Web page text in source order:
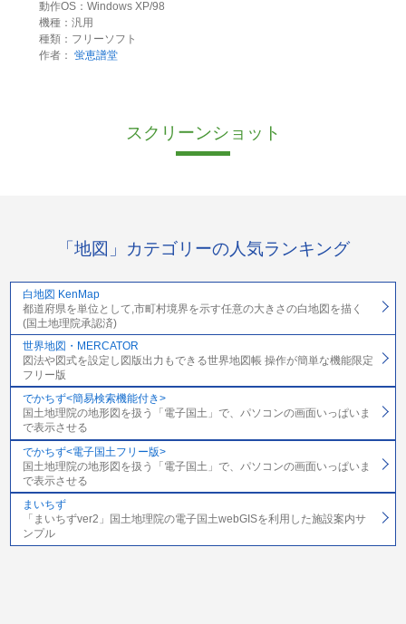
動作OS：Windows XP/98
機種：汎用
種類：フリーソフト
作者： 蛍恵譜堂
スクリーンショット
「地図」カテゴリーの人気ランキング
白地図 KenMap
都道府県を単位として,市町村境界を示す任意の大きさの白地図を描く
(国土地理院承認済)
世界地図・MERCATOR
図法や図式を設定し図版出力もできる世界地図帳 操作が簡単な機能限定
フリー版
でかちず<簡易検索機能付き>
国土地理院の地形図を扱う「電子国土」で、パソコンの画面いっぱいま
で表示させる
でかちず<電子国土フリー版>
国土地理院の地形図を扱う「電子国土」で、パソコンの画面いっぱいま
で表示させる
まいちず
「まいちずver2」国土地理院の電子国土webGISを利用した施設案内サ
ンプル